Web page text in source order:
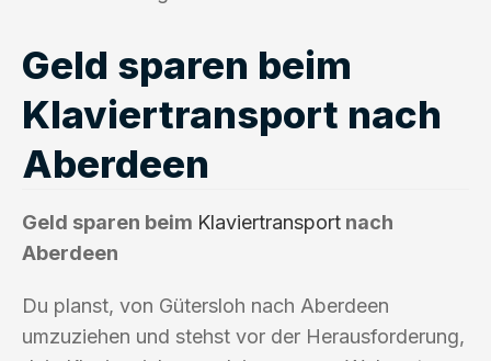
Geld sparen beim
Klaviertransport nach
Aberdeen
Geld sparen beim Klaviertransport nach
Aberdeen
Du planst, von Gütersloh nach Aberdeen
umzuziehen und stehst vor der Herausforderung,